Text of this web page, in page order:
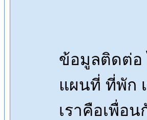
ข้อมูลติดต่อ
แผนที่ ที่พัก
เราคือเพื่อ